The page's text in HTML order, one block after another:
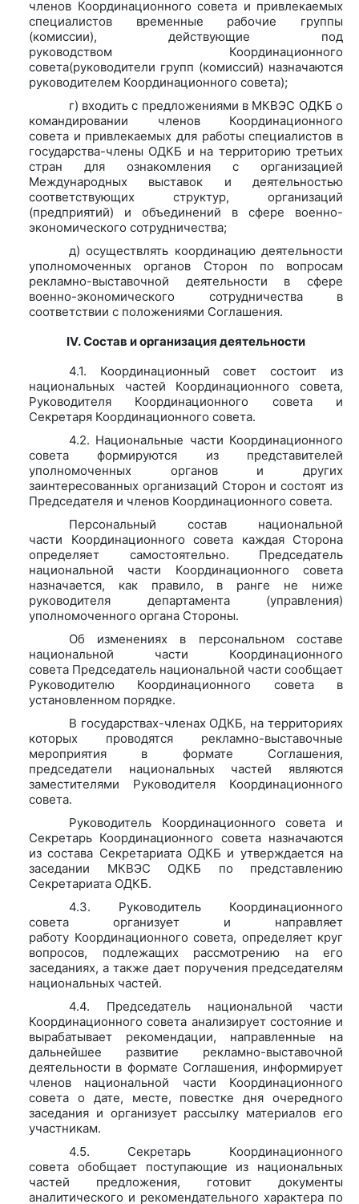
членов Координационного совета и привлекаемых
специалистов временные рабочие группы
(комиссии), действующие под
руководством Координационного
совета(руководители групп (комиссий) назначаются
руководителем Координационного совета);
г) входить с предложениями в МКВЭС ОДКБ о
командировании членов Координационного
совета и привлекаемых для работы специалистов в
государства-члены ОДКБ и на территорию третьих
стран для ознакомления с организацией
Международных выставок и деятельностью
соответствующих структур, организаций
(предприятий) и объединений в сфере военно-
экономического сотрудничества;
д) осуществлять координацию деятельности
уполномоченных органов Сторон по вопросам
рекламно-выставочной деятельности в сфере
военно-экономического сотрудничества в
соответствии с положениями Соглашения.
IV.Состав и организация деятельности
4.1. Координационный совет состоит из
национальных частей Координационного совета,
Руководителя Координационного совета и
Секретаря Координационного совета.
4.2. Национальные части Координационного
совета формируются из представителей
уполномоченных органов и других
заинтересованных организаций Сторон и состоят из
Председателя и членов Координационного совета.
Персональный состав национальной
части Координационного совета каждая Сторона
определяет самостоятельно. Председатель
национальной части Координационного совета
назначается, как правило, в ранге не ниже
руководителя департамента (управления)
уполномоченного органа Стороны.
Об изменениях в персональном составе
национальной части Координационного
совета Председатель национальной части сообщает
Руководителю Координационного совета в
установленном порядке.
В государствах-членах ОДКБ, на территориях
которых проводятся рекламно-выставочные
мероприятия в формате Соглашения,
председатели национальных частей являются
заместителями Руководителя Координационного
совета.
Руководитель Координационного совета и
Секретарь Координационного совета назначаются
из состава Секретариата ОДКБ и утверждается на
заседании МКВЭС ОДКБ по представлению
Секретариата ОДКБ.
4.3. Руководитель Координационного
совета организует и направляет
работу Координационного совета, определяет круг
вопросов, подлежащих рассмотрению на его
заседаниях, а также дает поручения председателям
национальных частей.
4.4. Председатель национальной части
Координационного совета анализирует состояние и
вырабатывает рекомендации, направленные на
дальнейшее развитие рекламно-выставочной
деятельности в формате Соглашения, информирует
членов национальной части Координационного
совета о дате, месте, повестке дня очередного
заседания и организует рассылку материалов его
участникам.
4.5. Секретарь Координационного
совета обобщает поступающие из национальных
частей предложения, готовит документы
аналитического и рекомендательного характера по